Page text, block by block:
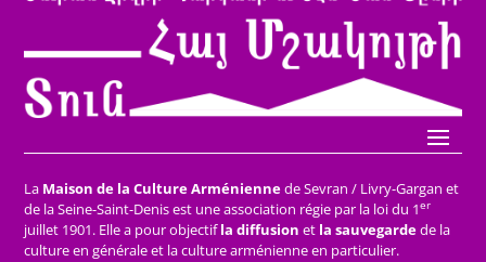
La Maison de la Culture Arméniennede Sevran / Livry-Gargan et
de la Seine-Saint-Denis est une association régie par la loi du 1er
juillet 1901. Elle a pour objectifla diffusion et la sauvegardede la
culture en générale et la culture arménienne en particulier.